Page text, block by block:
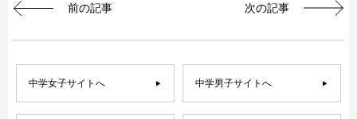
前の記事 次の記事
中学女子サイトへ 中学男子サイトへ